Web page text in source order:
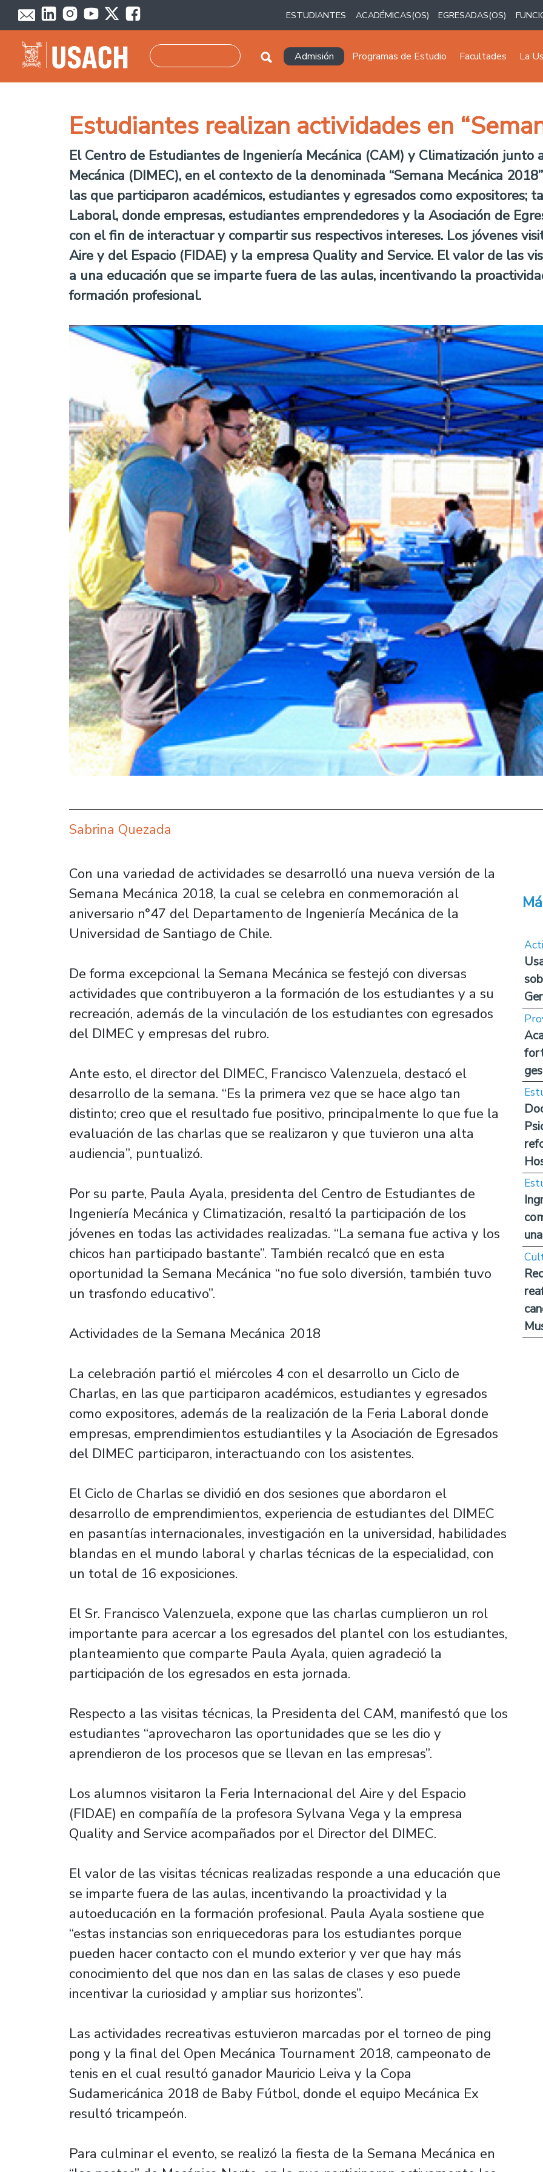
Pasar al contenido principal
ESTUDIANTES ACADÉMICAS(OS) EGRESADAS(OS)
Navegación principal
Admisión Programas de Estudio Facultades La
Estudiantes realizan actividades en
El Centro de Estudiantes de Ingeniería Mecánica (CAM) y Climatización
Mecánica (DIMEC), en el contexto de la denominada “Semana Mecánica
las que participaron académicos, estudiantes y egresados como expositores;
Laboral, donde empresas, estudiantes emprendedores y la Asociación de
con el fin de interactuar y compartir sus respectivos intereses. Los jóvenes
Aire y del Espacio (FIDAE) y la empresa Quality and Service. El valor de las
a una educación que se imparte fuera de las aulas, incentivando la
formación profesional.
Sabrina Quezada
Con una variedad de actividades se desarrolló una nueva versión de la
Semana Mecánica 2018, la cual se celebra en conmemoración al
aniversario n°47 del Departamento de Ingeniería Mecánica de la
Universidad de Santiago de Chile.
De forma excepcional la Semana Mecánica se festejó con diversas
actividades que contribuyeron a la formación de los estudiantes y a su
recreación, además de la vinculación de los estudiantes con egresados
del DIMEC y empresas del rubro.
Ante esto, el director del DIMEC, Francisco Valenzuela, destacó el
desarrollo de la semana. “Es la primera vez que se hace algo tan
distinto; creo que el resultado fue positivo, principalmente lo que fue la
evaluación de las charlas que se realizaron y que tuvieron una alta
audiencia”, puntualizó.
Por su parte, Paula Ayala, presidenta del Centro de Estudiantes de
Ingeniería Mecánica y Climatización, resaltó la participación de los
jóvenes en todas las actividades realizadas. “La semana fue activa y los
chicos han participado bastante”. También recalcó que en esta
oportunidad la Semana Mecánica “no fue solo diversión, también tuvo
un trasfondo educativo”.
Actividades de la Semana Mecánica 2018
La celebración partió el miércoles 4 con el desarrollo un Ciclo de
Charlas, en las que participaron académicos, estudiantes y egresados
como expositores, además de la realización de la Feria Laboral donde
empresas, emprendimientos estudiantiles y la Asociación de Egresados
del DIMEC participaron, interactuando con los asistentes.
El Ciclo de Charlas se dividió en dos sesiones que abordaron el
desarrollo de emprendimientos, experiencia de estudiantes del DIMEC
en pasantías internacionales, investigación en la universidad, habilidades
blandas en el mundo laboral y charlas técnicas de la especialidad, con
un total de 16 exposiciones.
El Sr. Francisco Valenzuela, expone que las charlas cumplieron un rol
importante para acercar a los egresados del plantel con los estudiantes,
planteamiento que comparte Paula Ayala, quien agradeció la
participación de los egresados en esta jornada.
Respecto a las visitas técnicas, la Presidenta del CAM, manifestó que los
estudiantes “aprovecharon las oportunidades que se les dio y
aprendieron de los procesos que se llevan en las empresas”.
Los alumnos visitaron la Feria Internacional del Aire y del Espacio
(FIDAE) en compañía de la profesora Sylvana Vega y la empresa
Quality and Service acompañados por el Director del DIMEC.
El valor de las visitas técnicas realizadas responde a una educación que
se imparte fuera de las aulas, incentivando la proactividad y la
autoeducación en la formación profesional. Paula Ayala sostiene que
“estas instancias son enriquecedoras para los estudiantes porque
pueden hacer contacto con el mundo exterior y ver que hay más
conocimiento del que nos dan en las salas de clases y eso puede
incentivar la curiosidad y ampliar sus horizontes”.
Las actividades recreativas estuvieron marcadas por el torneo de ping
pong y la final del Open Mecánica Tournament 2018, campeonato de
tenis en el cual resultó ganador Mauricio Leiva y la Copa
Sudamericánica 2018 de Baby Fútbol, donde el equipo Mecánica Ex
resultó tricampeón.
Para culminar el evento, se realizó la fiesta de la Semana Mecánica en